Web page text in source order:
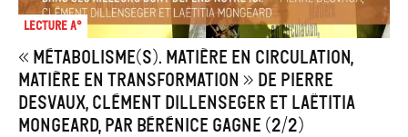
Lecture A°
« Métabolisme(s). Matière en circulation,
matière en transformation » de Pierre
Desvaux, Clément Dillenseger et Laëtitia
Mongeard, par Bérénice Gagne (2/2)